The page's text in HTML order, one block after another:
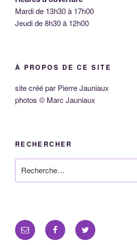
Mardi de 13h30 à 17h00
Jeudi de 8h30 à 12h00
À PROPOS DE CE SITE
site créé par Pierre Jauniaux
photos © Marc Jauniaux
RECHERCHER
pour
E-
mail
FacebookTwitter